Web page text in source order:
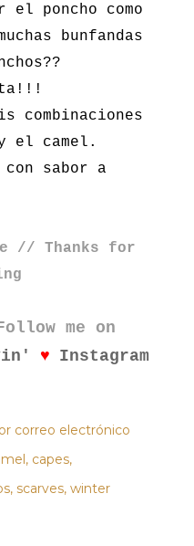
poncho como
bunfandas
combinaciones
el camel.
sabor a
// Thanks for
me on
♥ Instagram
correo electrónico
capes
scarves winter